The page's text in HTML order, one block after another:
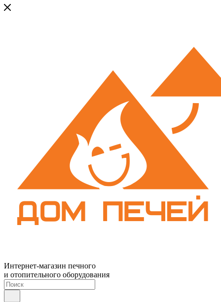
Интернет-магазин печного
и отопительного оборудования